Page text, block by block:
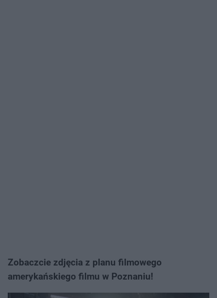
Zobaczcie zdjęcia z planu filmowego
amerykańskiego filmu w Poznaniu!